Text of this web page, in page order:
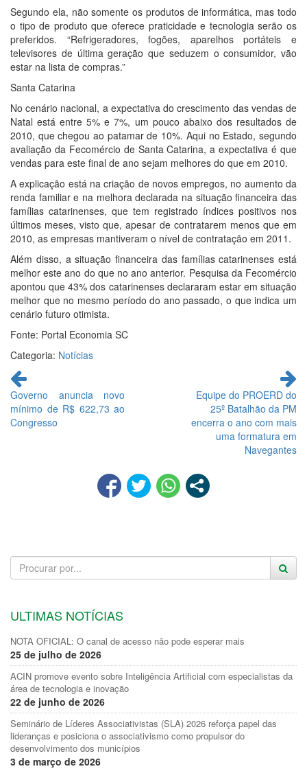
Segundo ela, não somente os produtos de informática, mas todo
o tipo de produto que oferece praticidade e tecnologia serão os
preferidos. “Refrigeradores, fogões, aparelhos portáteis e
televisores de última geração que seduzem o consumidor, vão
estar na lista de compras.”
Santa Catarina
No cenário nacional, a expectativa do crescimento das vendas de
Natal está entre 5% e 7%, um pouco abaixo dos resultados de
2010, que chegou ao patamar de 10%. Aqui no Estado, segundo
avaliação da Fecomércio de Santa Catarina, a expectativa é que
vendas para este final de ano sejam melhores do que em 2010.
A explicação está na criação de novos empregos, no aumento da
renda familiar e na melhora declarada na situação financeira das
famílias catarinenses, que tem registrado índices positivos nos
últimos meses, visto que, apesar de contratarem menos que em
2010, as empresas mantiveram o nível de contratação em 2011.
Além disso, a situação financeira das famílias catarinenses está
melhor este ano do que no ano anterior. Pesquisa da Fecomércio
apontou que 43% dos catarinenses declararam estar em situação
melhor que no mesmo período do ano passado, o que indica um
cenário futuro otimista.
Fonte: Portal Economia SC
Categoria: Notícias
Continue
lendo
Governo anuncia novo
mínimo de R$ 622,73 ao
Congresso
Equipe do PROERD do
25º Batalhão da PM
encerra o ano com mais
uma formatura em
Navegantes
ULTIMAS NOTÍCIAS
NOTA OFICIAL: O canal de acesso não pode esperar mais
25 de julho de 2026
ACIN promove evento sobre Inteligência Artificial com especialistas da
área de tecnologia e inovação
22 de junho de 2026
Seminário de Líderes Associativistas (SLA) 2026 reforça papel das
lideranças e posiciona o associativismo como propulsor do
desenvolvimento dos municípios
3 de março de 2026